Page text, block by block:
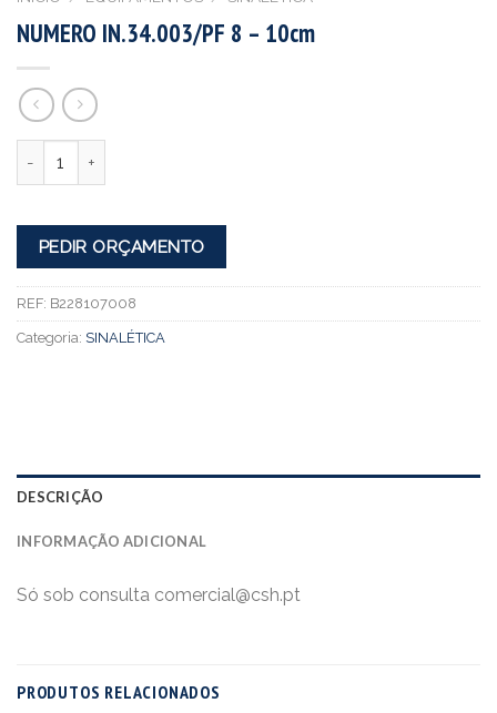
NUMERO IN.34.003/PF 8 – 10cm
PEDIR ORÇAMENTO
REF: B228107008
Categoria: SINALÉTICA
DESCRIÇÃO
INFORMAÇÃO ADICIONAL
Só sob consulta comercial@csh.pt
PRODUTOS RELACIONADOS